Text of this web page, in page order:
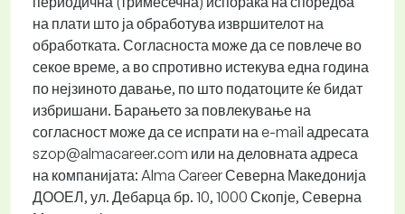
на плати што ја обработува извршителот на
обработката. Согласноста може да се повлече во
секое време, а во спротивно истекува една година
по нејзиното давање, по што податоците ќе бидат
избришани. Барањето за повлекување на
согласност може да се испрати на e-mail адресата
szop@almacareer.com или на деловната адреса
на компанијата: Alma Career Северна Македонија
ДООЕЛ, ул. Дебарца бр. 10, 1000 Скопје, Северна